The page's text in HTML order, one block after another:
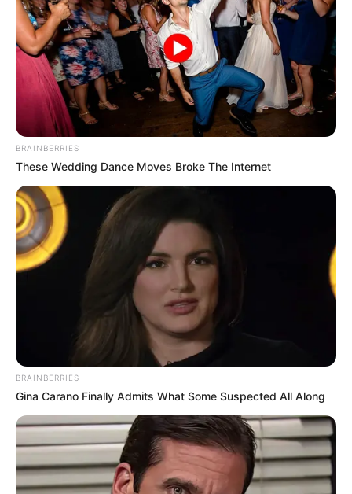
BRAINBERRIES
These Wedding Dance Moves Broke The Internet
BRAINBERRIES
Gina Carano Finally Admits What Some Suspected All Along